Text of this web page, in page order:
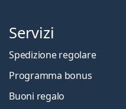
Servizi
Spedizione regolare
Programma bonus
Buoni regalo